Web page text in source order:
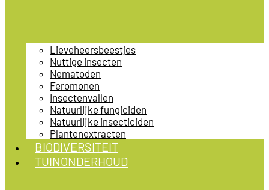
Lieveheersbeestjes
Nuttige insecten
Nematoden
Feromonen
Insectenvallen
Natuurlijke fungiciden
Natuurlijke insecticiden
Plantenextracten
BIODIVERSITEIT
TUINONDERHOUD